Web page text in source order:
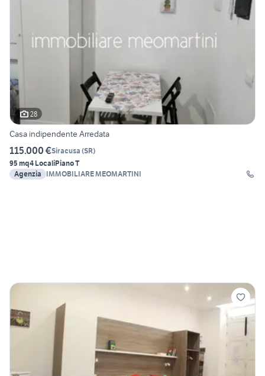
28
Casa indipendente Arredata
115.000 €Siracusa (SR)
95 mq4 LocaliPiano T
Agenzia
IMMOBILIARE MEOMARTINI